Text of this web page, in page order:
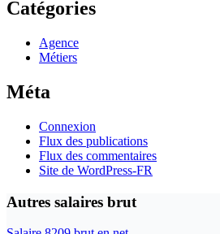
Catégories
Agence
Métiers
Méta
Connexion
Flux des publications
Flux des commentaires
Site de WordPress-FR
Autres salaires brut